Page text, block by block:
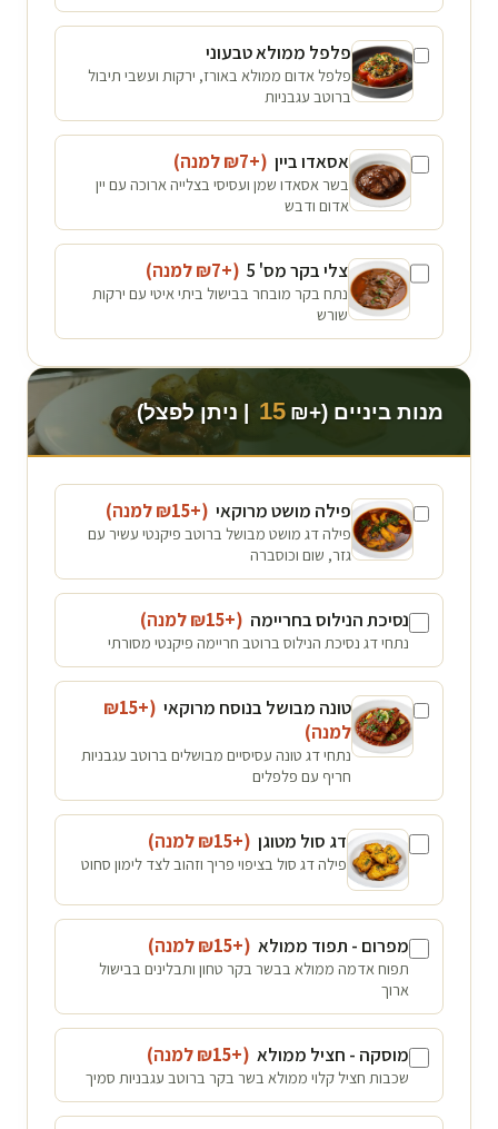
פלפל ממולא טבעוני
פלפל אדום ממולא באורז, ירקות ועשבי תיבול
ברוטב עגבניות
אסאדו ביין (+₪
7 למנה)
בשר אסאדו שמן ועסיסי בצלייה ארוכה עם יין
אדום ודבש
צלי בקר מס' 5 (+₪
7 למנה)
נתח בקר מובחר בבישול ביתי איטי עם ירקות
שורש
מנות ביניים (+₪ 15 | ניתן לפצל)
פילה מושט מרוקאי (+₪
15 למנה)
פילה דג מושט מבושל ברוטב פיקנטי עשיר עם
גזר, שום וכוסברה
נסיכת הנילוס בחריימה (+₪
15 למנה)
נתחי דג נסיכת הנילוס ברוטב חריימה פיקנטי מסורתי
טונה מבושל בנוסח מרוקאי (+₪
15
למנה)
נתחי דג טונה עסיסיים מבושלים ברוטב עגבניות
חריף עם פלפלים
דג סול מטוגן (+₪
15 למנה)
פילה דג סול בציפוי פריך וזהוב לצד לימון סחוט
מפרום - תפוד ממולא (+₪
15 למנה)
תפוח אדמה ממולא בבשר בקר טחון ותבלינים בבישול
ארוך
מוסקה - חציל ממולא (+₪
15 למנה)
שכבות חציל קלוי ממולא בשר בקר ברוטב עגבניות סמיך